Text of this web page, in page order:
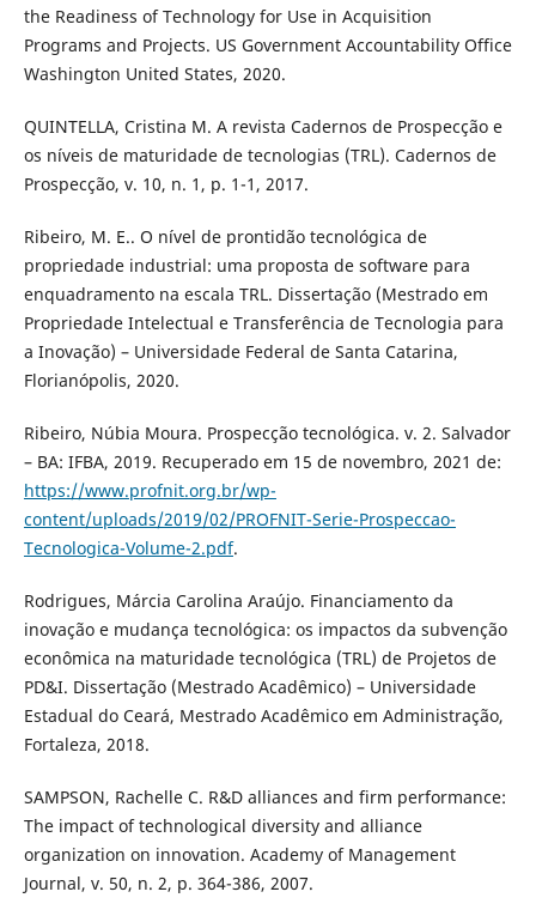
the Readiness of Technology for Use in Acquisition
Programs and Projects. US Government Accountability Office
Washington United States, 2020.
QUINTELLA, Cristina M. A revista Cadernos de Prospecção e
os níveis de maturidade de tecnologias (TRL). Cadernos de
Prospecção, v. 10, n. 1, p. 1-1, 2017.
Ribeiro, M. E.. O nível de prontidão tecnológica de
propriedade industrial: uma proposta de software para
enquadramento na escala TRL. Dissertação (Mestrado em
Propriedade Intelectual e Transferência de Tecnologia para
a Inovação) – Universidade Federal de Santa Catarina,
Florianópolis, 2020.
Ribeiro, Núbia Moura. Prospecção tecnológica. v. 2. Salvador
– BA: IFBA, 2019. Recuperado em 15 de novembro, 2021 de:
https://www.profnit.org.br/wp-
content/uploads/2019/02/PROFNIT-Serie-Prospeccao-
Tecnologica-Volume-2.pdf.
Rodrigues, Márcia Carolina Araújo. Financiamento da
inovação e mudança tecnológica: os impactos da subvenção
econômica na maturidade tecnológica (TRL) de Projetos de
PD&I. Dissertação (Mestrado Acadêmico) – Universidade
Estadual do Ceará, Mestrado Acadêmico em Administração,
Fortaleza, 2018.
SAMPSON, Rachelle C. R&D alliances and firm performance:
The impact of technological diversity and alliance
organization on innovation. Academy of Management
Journal, v. 50, n. 2, p. 364-386, 2007.